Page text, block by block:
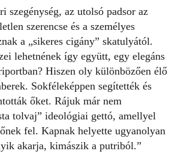
szegénység, az utolsó padsor az
szerencse és a személyes
a „sikeres cigány” skatulyától.
lehetnének így együtt, egy elegáns
Hiszen oly különbözően élő
Sokféleképpen segítették és
őket. Rájuk már nem
tolvaj” ideológiai gettó, amellyel
fel. Kapnak helyette ugyanolyan
akarja, kimászik a putriból.”